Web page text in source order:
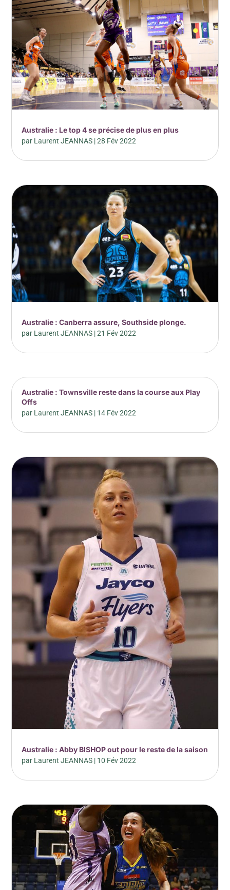
Australie : Le top 4 se précise de plus en plus
par Laurent JEANNAS |28 Fév 2022
Australie : Canberra assure, Southside plonge.
par Laurent JEANNAS |21 Fév 2022
Australie : Townsville reste dans la course aux Play
Offs
par Laurent JEANNAS | 14 Fév 2022
Australie : Abby BISHOP out pour le reste de la saison
par Laurent JEANNAS | 10 Fév 2022